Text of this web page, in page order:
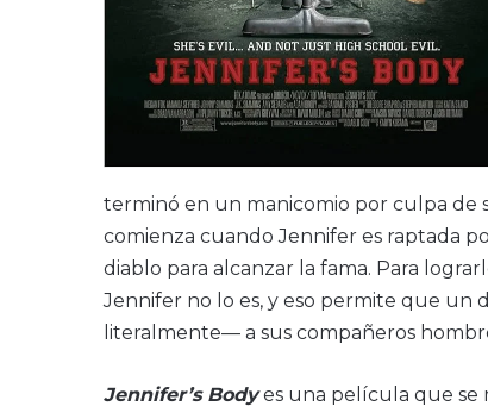
terminó en un manicomio por culpa de
comienza cuando Jennifer es raptada
diablo para alcanzar la fama. Para
Jennifer no lo es, y eso permite que un
literalmente— a sus compañeros
Jennifer’s Bodyes una película que se